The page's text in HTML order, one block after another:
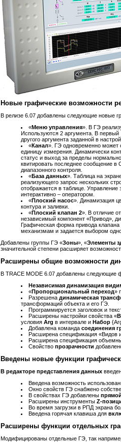
Новые графические возможности
В релизе 6.07 добавлены следующие новые
«Меню управления». В ГЭ
Используются 2 аргумента. В
другого аргумента заданной в
«Канал». ГЭ одновременно может
единицу измерения. Динамически
статус и выход за пределы
квитировать последнее сообщение в
диапазонного контроля.
«База данных». Таблица на
реализующего запрос нескольких
отображается в таблице.
интерактивно – оператором.
«Плоский насос». Динамизация
контура и заливки.
«Плоский клапан 2». В отличие
независимый компонент «Привод»,
Графическая форма привода
механизмам и задается выбором
Добавлены группы ГЭ «Зоны», «Элементы
значительной степени расширяет
Расширены общие возможности
В TRACE MODE 6.07 добавлены следующие
Независимая динамизация
«Пропорциональный переход»
Разрешена динамическая
трансформаций объекта и его ГЭ.
Программируется заголовок и
Расширены настройки свойства «
условия Arg в интервале и Набор
Добавлена команда соединения
Расширена спецификация «Видов
Расширена спецификация
Свойство прозрачности
Введены новые функции
В редакторе представления данных
Введена возможность
Окно свойств ГЭ снабжено
В свойствах ГЭ добавлены
Расширены инструменты Z-
Во время загрузки в РПД экрана
Введена горячая клавиша для
Расширены функции отдельных
Модифицированы отдельные ГЭ, так